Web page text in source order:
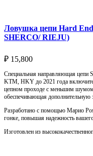
Ловушка цепи Hard
SHERCO/ RIEJU)
₽ 15,800
Специальная направляющая цепи
KTM, HKY до 2021 года
цепном проходе с меньшим шумом
обеспечивающая дополнительную
Разработано с помощью Марио
гонке, повышая надежность
Изготовлен из